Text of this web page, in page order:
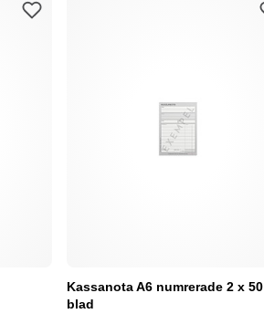
Kassanota A6 numrerade 2 x 50
blad